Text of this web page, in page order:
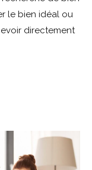
le bien idéal ou
directement